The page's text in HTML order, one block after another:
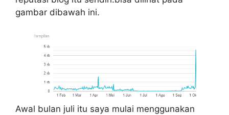
gambar dibawah ini.
Awal bulan juli itu saya mulai menggunakan